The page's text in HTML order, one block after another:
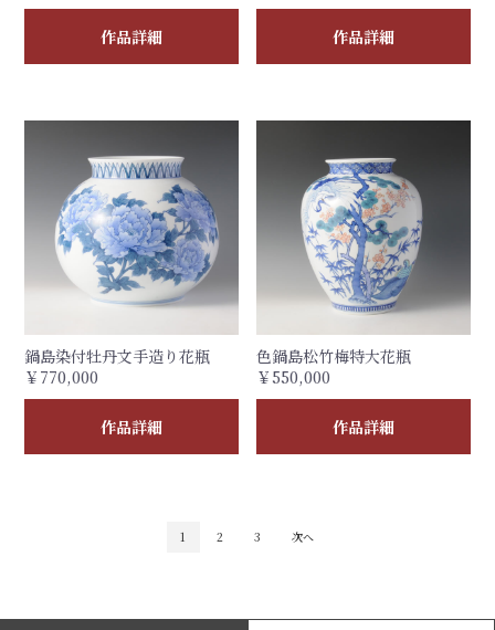
作品詳細 作品詳細
鍋島染付牡丹文手造り花瓶
￥770,000
作品詳細
色鍋島松竹梅特大花瓶
￥550,000
作品詳細
1 2 3 次へ